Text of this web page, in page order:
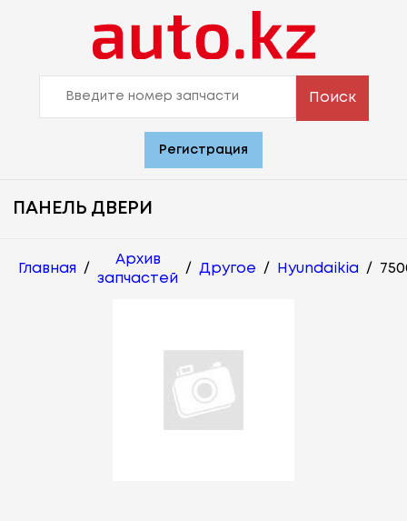
Поиск
Регистрация
ПАНЕЛЬ ДВЕРИ
Главная /
Архив
запчастей
/ Другое / Hyundaikia /